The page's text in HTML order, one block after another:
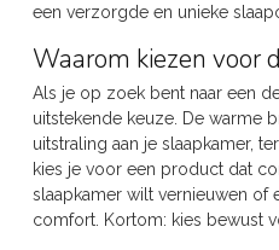
een verzorgde en unieke
Waarom kiezen voor
Als je op zoek bent naar een
uitstekende keuze. De warme
uitstraling aan je slaapkamer,
kies je voor een product dat
slaapkamer wilt vernieuwen of
comfort. Kortom: kies bewust